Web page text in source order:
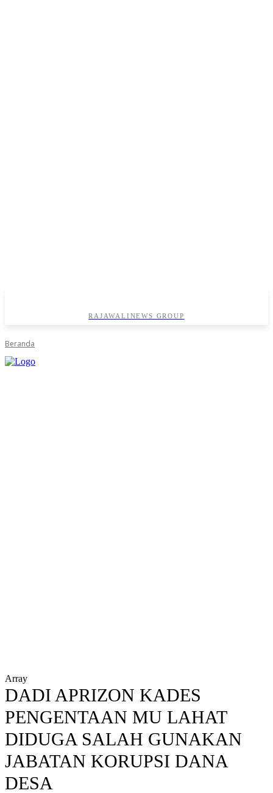
RAJAWALINEWS GROUP
Beranda
Array
DADI APRIZON KADES
PENGENTAAN MU LAHAT
DIDUGA SALAH GUNAKAN
JABATAN KORUPSI DANA
DESA